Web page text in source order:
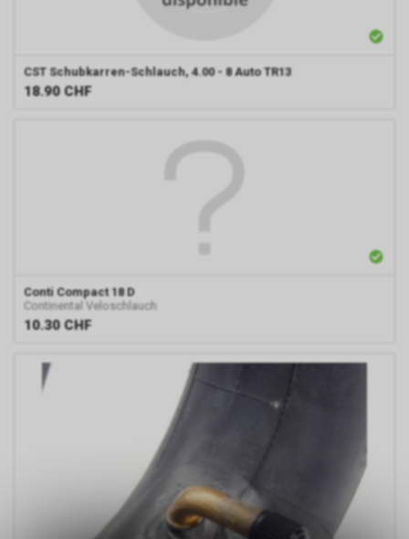
CST Schubkarren-Schlauch, 4.00 - 8 Auto TR13
18.90 CHF
Conti Compact 18 D
Continental Veloschlauch
10.30 CHF